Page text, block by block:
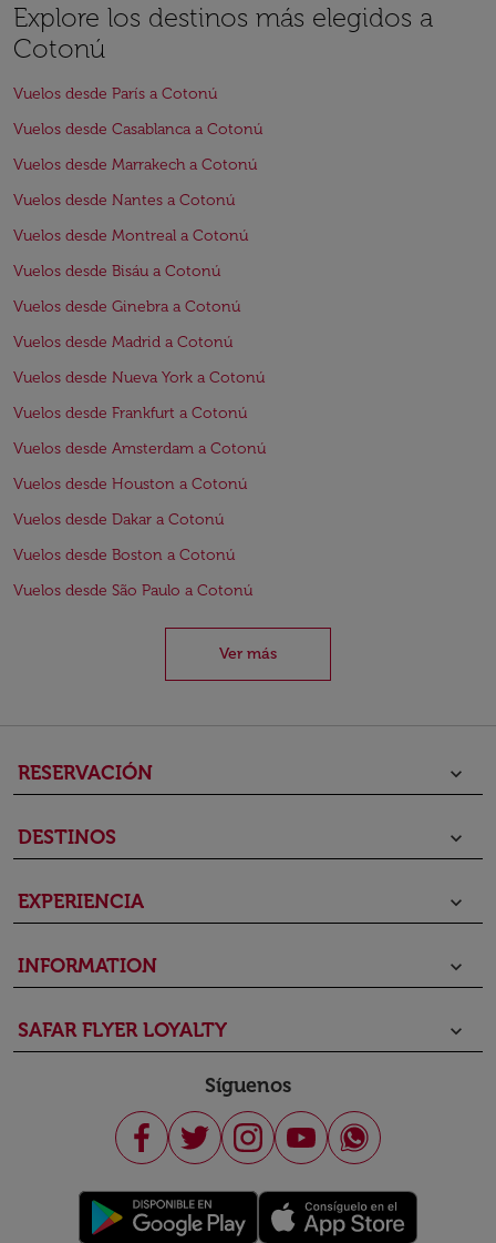
Explore los destinos más elegidos a
Cotonú
Vuelos desde París a Cotonú
Vuelos desde Casablanca a Cotonú
Vuelos desde Marrakech a Cotonú
Vuelos desde Nantes a Cotonú
Vuelos desde Montreal a Cotonú
Vuelos desde Bisáu a Cotonú
Vuelos desde Ginebra a Cotonú
Vuelos desde Madrid a Cotonú
Vuelos desde Nueva York a Cotonú
Vuelos desde Frankfurt a Cotonú
Vuelos desde Amsterdam a Cotonú
Vuelos desde Houston a Cotonú
Vuelos desde Dakar a Cotonú
Vuelos desde Boston a Cotonú
Vuelos desde São Paulo a Cotonú
Ver más
RESERVACIÓN keyboard_arrow_down
DESTINOS keyboard_arrow_down
EXPERIENCIA keyboard_arrow_down
INFORMATION keyboard_arrow_down
SAFAR FLYER LOYALTY keyboard_arrow_down
Síguenos